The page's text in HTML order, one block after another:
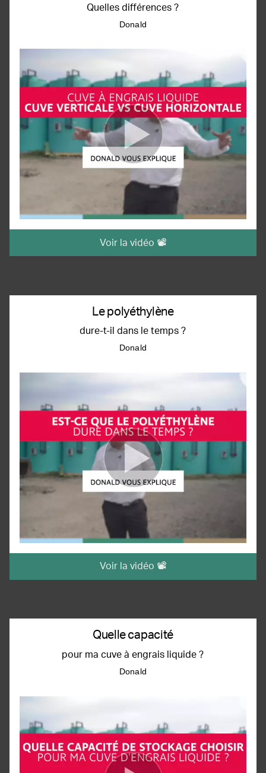
Quelles différences ?
Donald
Voir la vidéo 📽️
Le polyéthylène
dure-t-il dans le temps ?
Donald
Voir la vidéo 📽️
Quelle capacité
pour ma cuve à engrais liquide ?
Donald